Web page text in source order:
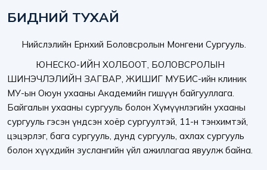
БИДНИЙ ТУХАЙ
Нийслэлийн Ерөнхий Боловсролын Монгени Сургууль.
ЮНЕСКО-ИЙН ХОЛБООТ, БОЛОВСРОЛЫН
ШИНЭЧЛЭЛИЙН ЗАГВАР, ЖИШИГ МУБИС-ийн клиник
МУ-ын Оюун ухааны Академийн гишүүн байгууллага.
Байгалын ухааны сургууль болон Хүмүүнлэгийн ухааны
сургууль гэсэн үндсэн хоёр сургуултэй, 11-н тэнхимтэй,
цэцэрлэг, бага сургууль, дунд сургууль, ахлах сургууль
болон хүүхдийн зуслангийн үйл ажиллагаа явуулж байна.